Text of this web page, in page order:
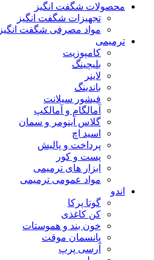
محصولات شگفت انگیز
تجهیزات شگفت انگیز
مواد مصرفی شگفت انگیز
ترمیمی
کامپوزیت
بلیچینگ
لاینر
باندینگ
فیشور سیلانت
آمالگام و آمالکپ
گلاس آینومر و سمان
اسید اچ
پرداخت و پالیش
پست و کور
ابزار های ترمیمی
مواد عمومی ترمیمی
اندو
گوتا پرکا
کن کاغذی
خون بند و هموستات
پانسمان موقت
آرسی پرپ